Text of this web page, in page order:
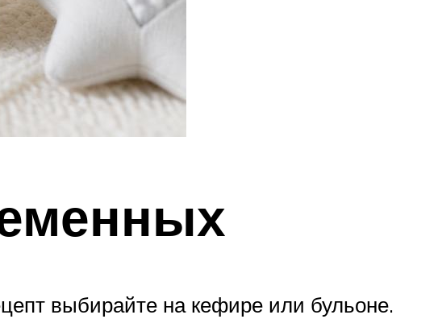
выбирайте на кефире или бульоне.